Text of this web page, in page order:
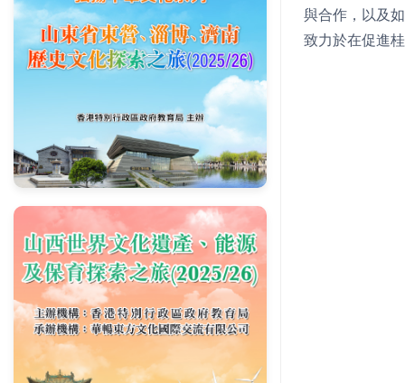
與合作，以及
致力於在促進